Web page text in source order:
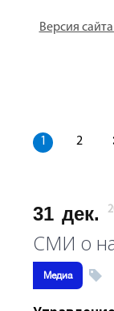
Версия
1 2
31 дек.
СМИ о
Медиа